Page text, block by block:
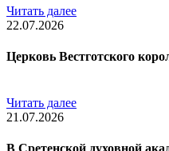
Читать далее
22.07.2026
Церковь Вестготского
Читать далее
21.07.2026
В Сретенской духовной